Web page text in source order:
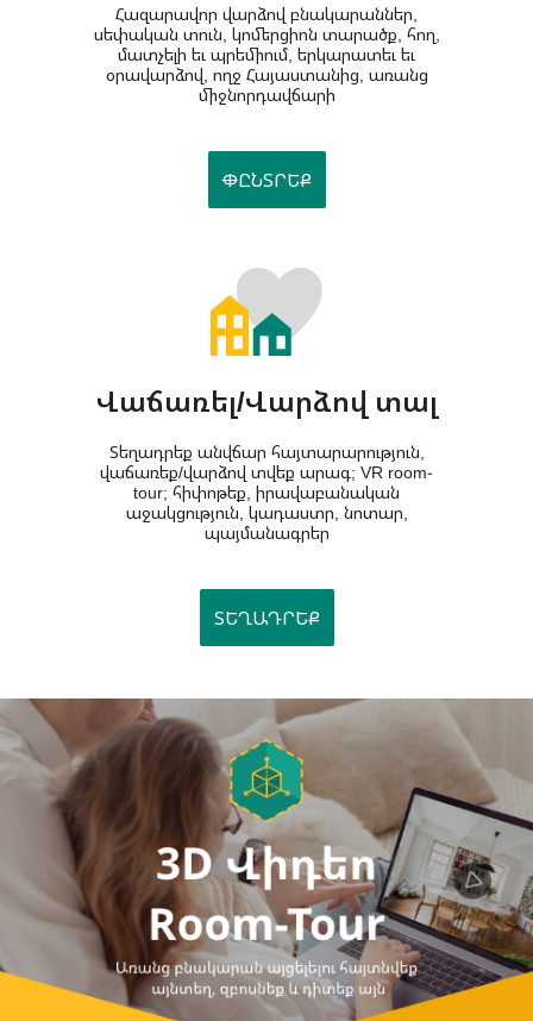
Հազարավոր վարձով բնակարաններ,
սեփական տուն, կոմերցիոն տարածք, հող,
մատչելի եւ պրեմիում, երկարատեւ եւ
օրավարձով, ողջ Հայաստանից, առանց
միջնորդավճարի
ՓԸՆՏՐԵՔ
Վաճառել/Վարձով տալ
Տեղադրեք անվճար հայտարարություն,
վաճառեք/վարձով տվեք արագ; VR room-
tour; հիփոթեք, իրավաբանական
աջակցություն, կադաստր, նոտար,
պայմանագրեր
ՏԵՂԱԴՐԵՔ